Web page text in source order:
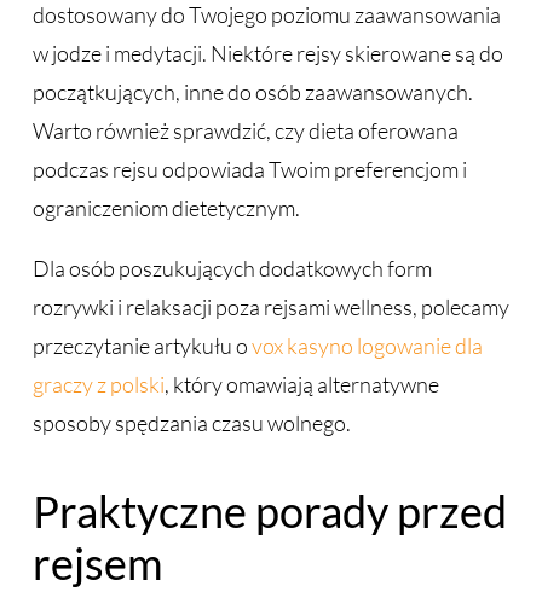
dostosowany do Twojego poziomu zaawansowania
w jodze i medytacji. Niektóre rejsy skierowane są do
początkujących, inne do osób zaawansowanych.
Warto również sprawdzić, czy dieta oferowana
podczas rejsu odpowiada Twoim preferencjom i
ograniczeniom dietetycznym.
Dla osób poszukujących dodatkowych form
rozrywki i relaksacji poza rejsami wellness, polecamy
przeczytanie artykułu ovox kasyno logowanie dla
graczy z polski, który omawiają alternatywne
sposoby spędzania czasu wolnego.
Praktyczne porady przed
rejsem